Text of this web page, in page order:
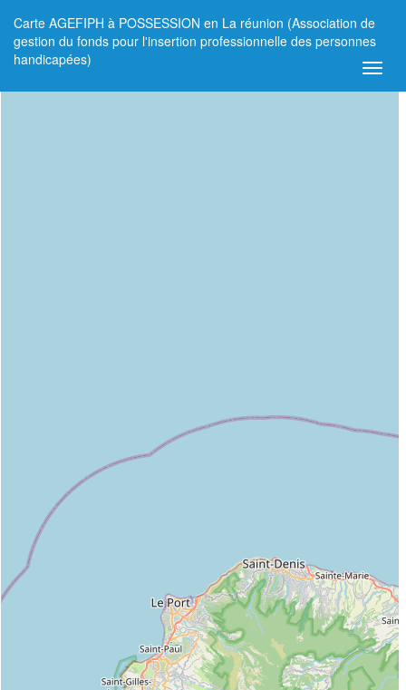
Carte AGEFIPH à POSSESSION en La réunion (Association de
gestion du fonds pour l'insertion professionnelle des personnes
handicapées)
+
−